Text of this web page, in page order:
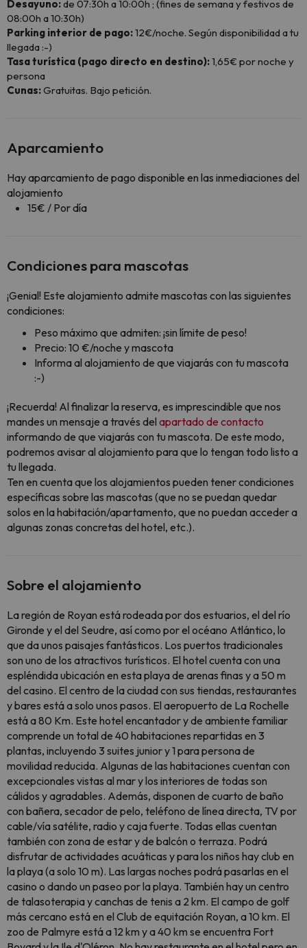
Desayuno:de 07:30h a 10:00h ; (fines de semana y festivos de
08:00h a 10:30h)
Parking interior de pago:12€/noche. Según disponibilidad a tu
llegada :-)
Tasa turística (pago directo en destino):1,65€ por noche y
persona
Cunas:Gratuitas. Bajo petición.
Aparcamiento
Hay aparcamiento de pago disponible en las inmediaciones del
alojamiento
15€ / Por día
Condiciones para mascotas
¡Genial! Este alojamiento admite mascotas con las siguientes
condiciones:
Peso máximo que admiten: ¡sin límite de peso!
Precio: 10 €/noche y mascota
Informa al alojamiento de que viajarás con tu mascota
:-)
¡Recuerda! Al finalizar la reserva, es imprescindible que nos
mandes un mensaje a través del apartado de contacto
informando de que viajarás con tu mascota. De este modo,
podremos avisar al alojamiento para que lo tengan todo listo a
tu llegada.
Ten en cuenta que los alojamientos pueden tener condiciones
específicas sobre las mascotas (que no se puedan quedar
solos en la habitación/apartamento, que no puedan acceder a
algunas zonas concretas del hotel, etc.).
Sobre el alojamiento
La región de Royan está rodeada por dos estuarios, el del río
Gironde y el del Seudre, así como por el océano Atlántico, lo
que da unos paisajes fantásticos. Los puertos tradicionales
son uno de los atractivos turísticos. El hotel cuenta con una
espléndida ubicación en esta playa de arenas finas y a 50 m
del casino. El centro de la ciudad con sus tiendas, restaurantes
y bares está a solo unos pasos. El aeropuerto de La Rochelle
está a 80 Km. Este hotel encantador y de ambiente familiar
comprende un total de 40 habitaciones repartidas en 3
plantas, incluyendo 3 suites junior y 1 para persona de
movilidad reducida. Algunas de las habitaciones cuentan con
excepcionales vistas al mar y los interiores de todas son
cálidos y agradables. Además, disponen de cuarto de baño
con bañera, secador de pelo, teléfono de línea directa, TV por
cable/vía satélite, radio y caja fuerte. Todas ellas cuentan
también con zona de estar y de balcón o terraza. Podrá
disfrutar de actividades acuáticas y para los niños hay club en
la playa (a solo 10 m). Las largas noches podrá pasarlas en el
casino o dando un paseo por la playa. También hay un centro
de talasoterapia y canchas de tenis a 2 km. El campo de golf
más cercano está en el Club de equitación Royan, a 10 km. El
zoo de Palmyre está a 12 km y a 40 km se encuentra Fort